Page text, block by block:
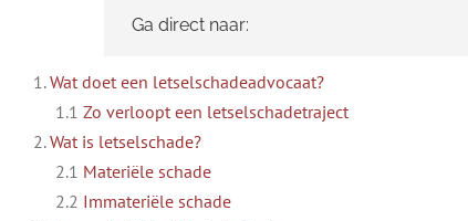
Ga direct naar:
1.Wat doet een letselschadeadvocaat?
1.1 Zo verloopt een letselschadetraject
2.Wat is letselschade?
2.1 Materiële schade
2.2 Immateriële schade